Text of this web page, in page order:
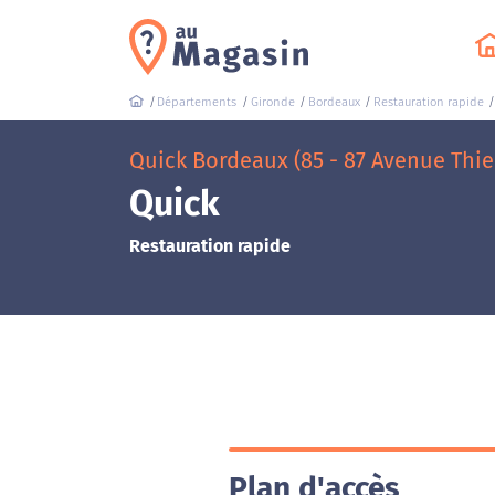
Départements Gironde Bordeaux Restauration rapide
Quick Bordeaux (85 - 87 Avenue
Quick
Restauration rapide